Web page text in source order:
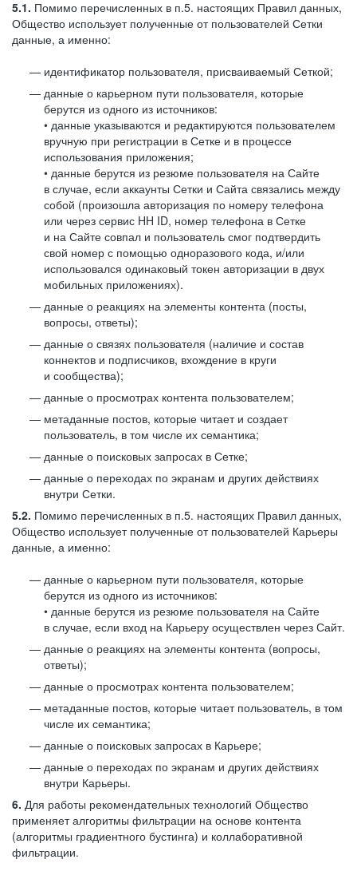
5.1. Помимо перечисленных в п.5. настоящих Правил данных,
Общество использует полученные от пользователей Сетки
данные, а именно:
идентификатор пользователя, присваиваемый Сеткой;
данные о карьерном пути пользователя, которые
берутся из одного из источников:
• данные указываются и редактируются пользователем
вручную при регистрации в Сетке и в процессе
использования приложения;
• данные берутся из резюме пользователя на Сайте
в случае, если аккаунты Сетки и Сайта связались между
собой (произошла авторизация по номеру телефона
или через сервис HH ID, номер телефона в Сетке
и на Сайте совпал и пользователь смог подтвердить
свой номер с помощью одноразового кода, и/или
использовался одинаковый токен авторизации в двух
мобильных приложениях).
данные о реакциях на элементы контента (посты,
вопросы, ответы);
данные о связях пользователя (наличие и состав
коннектов и подписчиков, вхождение в круги
и сообщества);
данные о просмотрах контента пользователем;
метаданные постов, которые читает и создает
пользователь, в том числе их семантика;
данные о поисковых запросах в Сетке;
данные о переходах по экранам и других действиях
внутри Сетки.
5.2. Помимо перечисленных в п.5. настоящих Правил данных,
Общество использует полученные от пользователей Карьеры
данные, а именно:
данные о карьерном пути пользователя, которые
берутся из одного из источников:
• данные берутся из резюме пользователя на Сайте
в случае, если вход на Карьеру осуществлен через Сайт.
данные о реакциях на элементы контента (вопросы,
ответы);
данные о просмотрах контента пользователем;
метаданные постов, которые читает пользователь, в том
числе их семантика;
данные о поисковых запросах в Карьере;
данные о переходах по экранам и других действиях
внутри Карьеры.
6. Для работы рекомендательных технологий Общество
применяет алгоритмы фильтрации на основе контента
(алгоритмы градиентного бустинга) и коллаборативной
фильтрации.